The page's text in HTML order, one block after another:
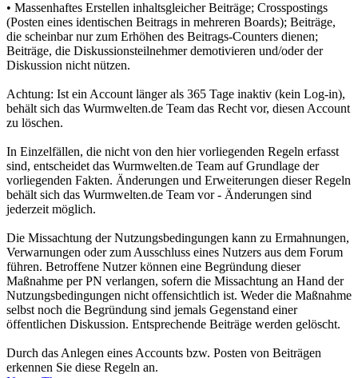
• Massenhaftes Erstellen inhaltsgleicher Beiträge; Crosspostings
(Posten eines identischen Beitrags in mehreren Boards); Beiträge,
die scheinbar nur zum Erhöhen des Beitrags-Counters dienen;
Beiträge, die Diskussionsteilnehmer demotivieren und/oder der
Diskussion nicht nützen.
Achtung: Ist ein Account länger als 365 Tage inaktiv (kein Log-in),
behält sich das Wurmwelten.de Team das Recht vor, diesen Account
zu löschen.
In Einzelfällen, die nicht von den hier vorliegenden Regeln erfasst
sind, entscheidet das Wurmwelten.de Team auf Grundlage der
vorliegenden Fakten. Änderungen und Erweiterungen dieser Regeln
behält sich das Wurmwelten.de Team vor - Änderungen sind
jederzeit möglich.
Die Missachtung der Nutzungsbedingungen kann zu Ermahnungen,
Verwarnungen oder zum Ausschluss eines Nutzers aus dem Forum
führen. Betroffene Nutzer können eine Begründung dieser
Maßnahme per PN verlangen, sofern die Missachtung an Hand der
Nutzungsbedingungen nicht offensichtlich ist. Weder die Maßnahme
selbst noch die Begründung sind jemals Gegenstand einer
öffentlichen Diskussion. Entsprechende Beiträge werden gelöscht.
Durch das Anlegen eines Accounts bzw. Posten von Beiträgen
erkennen Sie diese Regeln an.